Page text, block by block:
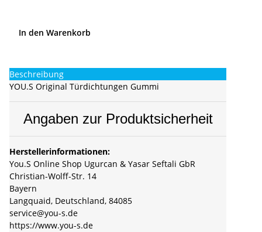
In den Warenkorb
Beschreibung
YOU.S Original Türdichtungen Gummi
Angaben zur Produktsicherheit
Herstellerinformationen:
You.S Online Shop Ugurcan & Yasar Seftali GbR
Christian-Wolff-Str. 14
Bayern
Langquaid, Deutschland, 84085
service@you-s.de
https://www.you-s.de